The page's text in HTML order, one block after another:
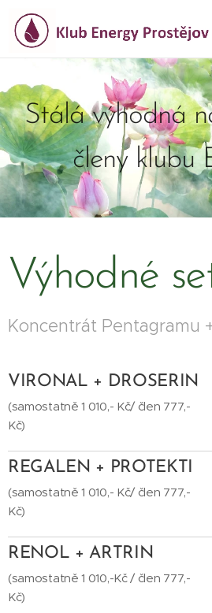
Stálá výhodná
členy klubu
Výhodné
Koncentrát Pentagramu
VIRONAL + DROSERIN
(samostatně 1 010,- Kč/ člen 777,-
Kč)
REGALEN + PROTEKTI
(samostatně 1 010,- Kč/ člen 777,-
Kč)
RENOL + ARTRIN
(samostatně 1 010,-Kč / člen 777,-
Kč)